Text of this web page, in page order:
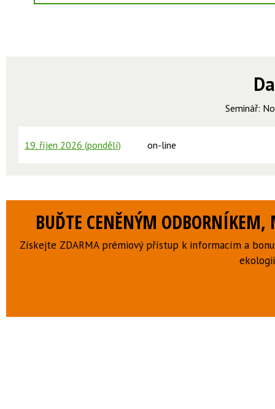
Seminář:
19. říjen 2026 (pondělí) on-line
BUĎTE CENĚNÝM ODBORNÍKEM,
Získejte ZDARMA prémiový přístup k informacím a